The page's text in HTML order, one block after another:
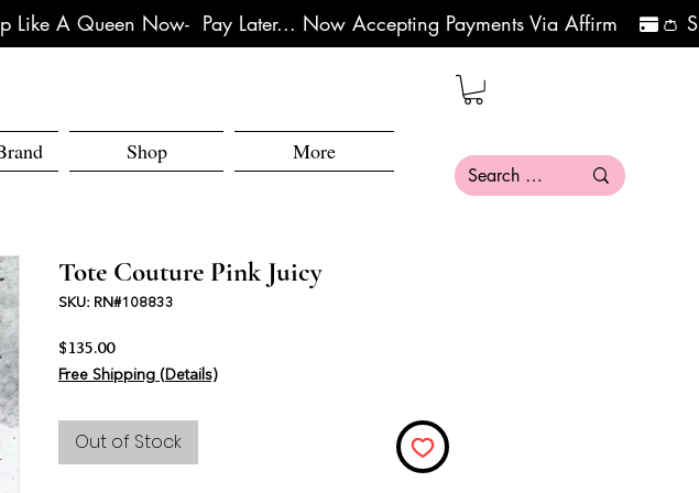
Shop More
Tote Couture Pink Juicy
SKU: RN#108833
$135.00Price
Free Shipping (Details)
Out of Stock